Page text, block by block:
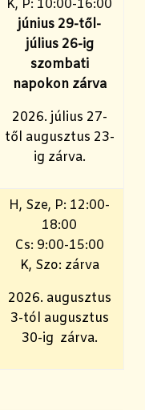
K, P: 10:00-16:00
június 29-től-
július 26-ig
szombati
napokon zárva
2026. július 27-
től augusztus 23-
ig zárva.
H, Sze, P: 12:00-
18:00
Cs: 9:00-15:00
K, Szo: zárva
2026. augusztus
3-tól augusztus
30-ig zárva.